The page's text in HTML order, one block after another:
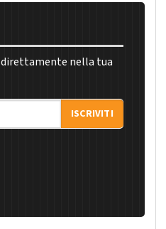
direttamente nella tua
ISCRIVITI